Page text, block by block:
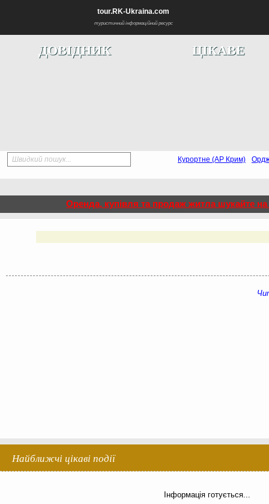
tour.RK-Ukraina.com
туристичний інформаційний ресурс
ДОВІДНИК ЦІКАВЕ
Швидкий пошук... Курортне (АР Крим)
Оренда, купівля та продаж житла шукайте на
Найближчі цікаві події
Інформація готується...